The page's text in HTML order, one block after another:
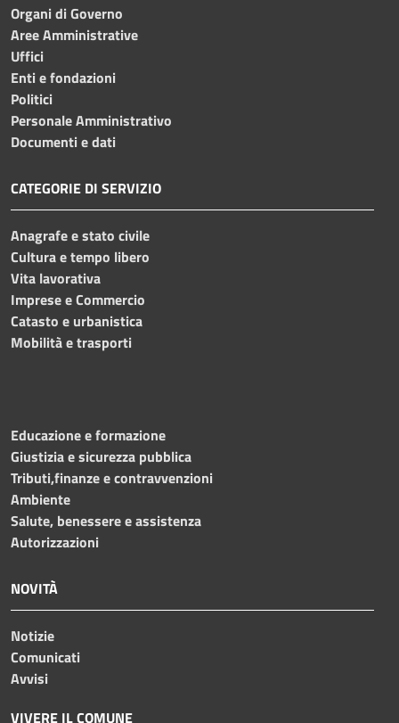
Organi di Governo
Aree Amministrative
Uffici
Enti e fondazioni
Politici
Personale Amministrativo
Documenti e dati
CATEGORIE DI SERVIZIO
Anagrafe e stato civile
Cultura e tempo libero
Vita lavorativa
Imprese e Commercio
Catasto e urbanistica
Mobilità e trasporti
Educazione e formazione
Giustizia e sicurezza pubblica
Tributi,finanze e contravvenzioni
Ambiente
Salute, benessere e assistenza
Autorizzazioni
NOVITÀ
Notizie
Comunicati
Avvisi
VIVERE IL COMUNE